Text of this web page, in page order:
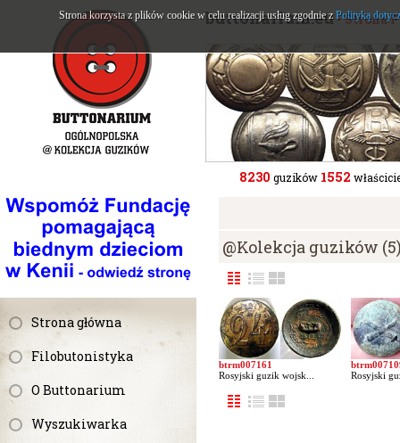
Strona główna
Filobutonistyka
O Buttonarium
Wyszukiwarka
buttonarium.eu- Strona
8230 guzików 1552
@Kolekcja guzików
btrm007161
Rosyjski guzik wojsk...
Rosyjski
Strona korzysta z plików cookie w celu realizacji usług zgodnie z Polityką